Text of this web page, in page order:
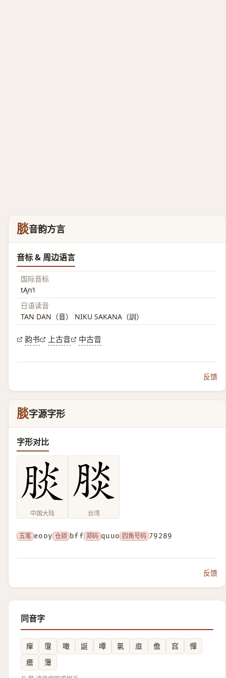
腅音韵方言
音标 & 周边语言
国际音标
tĄn˥˧
日语读音
TAN DAN（音） NIKU SAKANA（訓）
韵书 上古音 中古音
反馈
腅字源字形
字形对比
中国大陆 台湾
五笔 eooy 仓颉 bff 郑码 quuo 四角号码 79289
反馈
同音字
癉 霮 噉 誕 嘾 㲷 㡺 儋 窞
憚
癚
䨵